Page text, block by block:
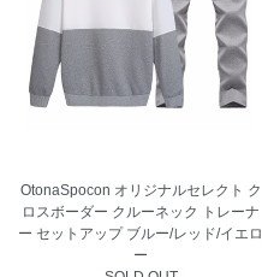
OtonaSpocon オリジナルセレクト ク
ロスボーダー クルーネック トレーナ
ー セットアップ ブルー/レッド/イエロ
ー